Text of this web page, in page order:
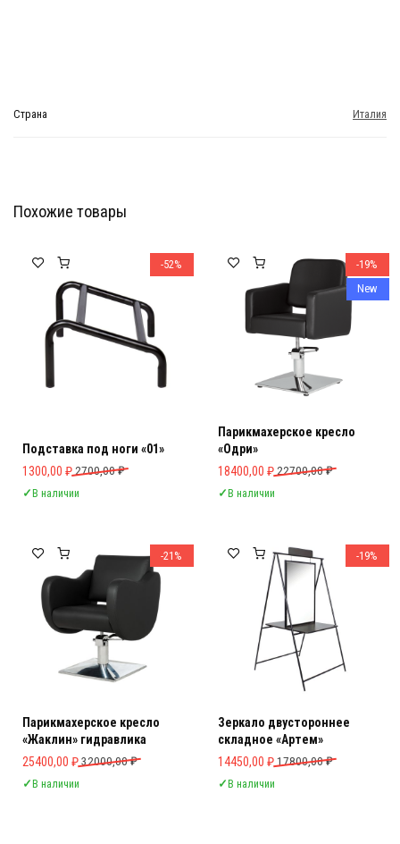
Страна Италия
Похожие товары
-52%
Подставка под ноги «01»
2700,00₽
Первоначальная цена составляла 2700,00 ₽.
1300,00 ₽
Текущая цена: 1300,00 ₽.
✓В наличии
-19%
New
Парикмахерское кресло
«Одри»
22700,00₽
Первоначальная цена
18400,00 ₽
Текущая цена: 18400,00 ₽.
✓В наличии
-21%
Парикмахерское кресло
«Жаклин» гидравлика
32000,00₽
Первоначальная цена составляла 32000,00 ₽.
25400,00 ₽
Текущая цена: 25400,00 ₽.
✓В наличии
-19%
Зеркало двустороннее
складное «Артем»
17800,00₽
Первоначальная цена
14450,00 ₽
Текущая цена: 14450,00 ₽.
✓В наличии